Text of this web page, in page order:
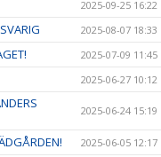
2025-09-25 16:22
2025-08-07 18:33
2025-07-09 11:45
2025-06-27 10:12
2025-06-24 15:19
2025-06-05 12:17